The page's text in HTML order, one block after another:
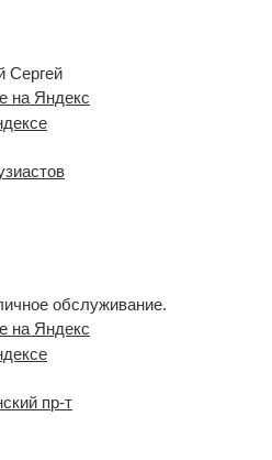
Сергей
на Яндекс
обслуживание.
на Яндекс
пр-т